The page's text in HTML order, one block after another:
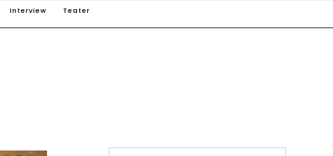
Interview Teater